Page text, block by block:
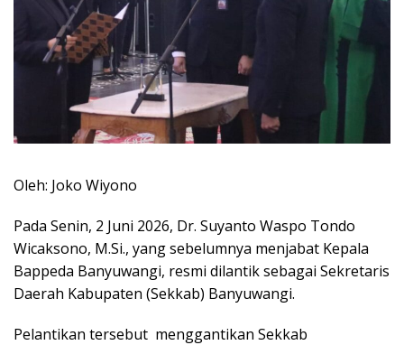
Oleh: Joko Wiyono
Pada Senin, 2 Juni 2026, Dr. Suyanto Waspo Tondo
Wicaksono, M.Si., yang sebelumnya menjabat Kepala
Bappeda Banyuwangi, resmi dilantik sebagai Sekretaris
Daerah Kabupaten (Sekkab) Banyuwangi.
Pelantikan tersebut menggantikan Sekkab